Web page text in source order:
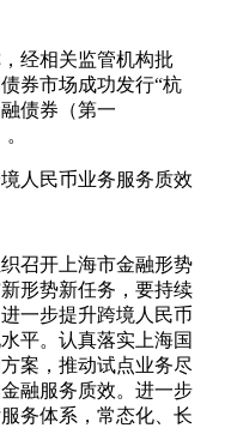
经相关监管机构批
券市场成功发行“杭
债券（第一
人民币业务服务质效
召开上海市金融形势
形势新任务，要持续
一步提升跨境人民币
平。认真落实上海国
案，推动试点业务尽
融服务质效。进一步
务体系，常态化、长